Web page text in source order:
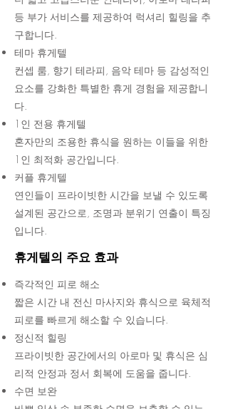
등 부가 서비스를 제공하여 럭셔리 힐링을 추
구합니다.
테마 휴게텔
컨셉 룸, 향기 테라피, 음악 테마 등 감성적인
요소를 강화한 특별한 휴게 경험을 제공합니
다.
1인 전용 휴게텔
혼자만의 조용한 휴식을 원하는 이들을 위한
1인 최적화 공간입니다.
커플 휴게텔
연인들이 프라이빗한 시간을 보낼 수 있도록
설계된 공간으로, 조명과 분위기 연출이 특징
입니다.
휴게텔의 주요 효과
즉각적인 피로 해소
짧은 시간 내 전신 마사지와 휴식으로 육체적
피로를 빠르게 해소할 수 있습니다.
정신적 힐링
프라이빗한 공간에서의 아로마 및 휴식은 심
리적 안정과 정서 회복에 도움을 줍니다.
수면 보완